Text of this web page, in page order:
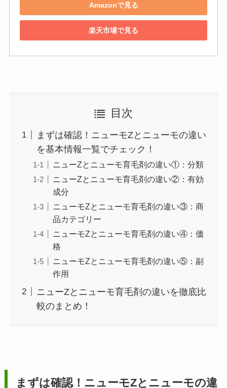
Amazonで見る
楽天市場で見る
目次
まずは確認！ニューモZとニューモの違い
を基本情報一覧でチェック！
ニューZとニューモ育毛剤の違い①：分類
ニューZとニューモ育毛剤の違い②：有効
成分
ニューモZとニューモ育毛剤の違い③：商
品カテゴリー
ニューモZとニューモ育毛剤の違い④：価
格
ニューモZとニューモ育毛剤の違い⑤：副
作用
ニューZとニューモ育毛剤の違いを徹底比
較のまとめ！
まずは確認！ニューモZとニューモの違